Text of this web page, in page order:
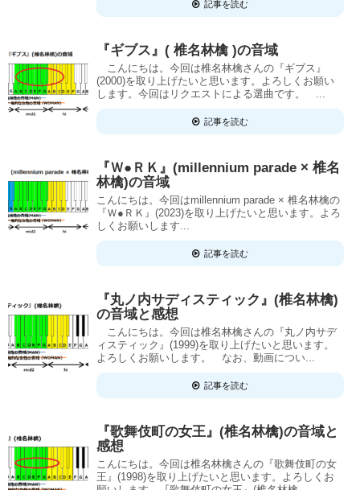
記事を読む
『ギブス』( 椎名林檎 )の音域
こんにちは。今回は椎名林檎さんの『ギブス』
(2000)を取り上げたいと思います。よろしくお願い
します。今回はリクエストによる選曲です。 ...
記事を読む
『Ｗ●ＲＫ』(millennium parade × 椎名
林檎)の音域
こんにちは。今回はmillennium parade × 椎名林檎の
『Ｗ●ＲＫ』(2023)を取り上げたいと思います。よろ
しくお願いします...
記事を読む
『丸ノ内サディスティック』(椎名林檎)
の音域と感想
こんにちは。今回は椎名林檎さんの『丸ノ内サデ
ィスティック』(1999)を取り上げたいと思います。
よろしくお願いします。 なお、動画につい...
記事を読む
『歌舞伎町の女王』(椎名林檎)の音域と
感想
こんにちは。今回は椎名林檎さんの『歌舞伎町の女
王』(1998)を取り上げたいと思います。よろしくお